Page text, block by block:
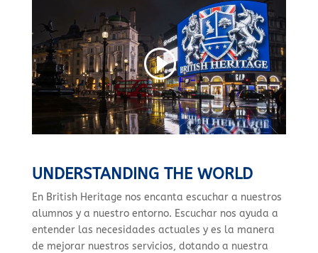
UNDERSTANDING THE WORLD
En British Heritage nos encanta escuchar a nuestros
alumnos y a nuestro entorno. Escuchar nos ayuda a
entender las necesidades actuales y es la manera
de mejorar nuestros servicios, dotando a nuestra